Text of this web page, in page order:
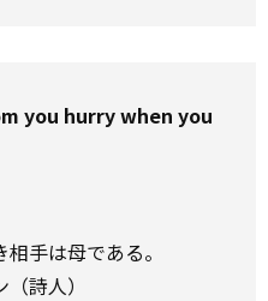
you hurry when you
手は母である。
詩人）